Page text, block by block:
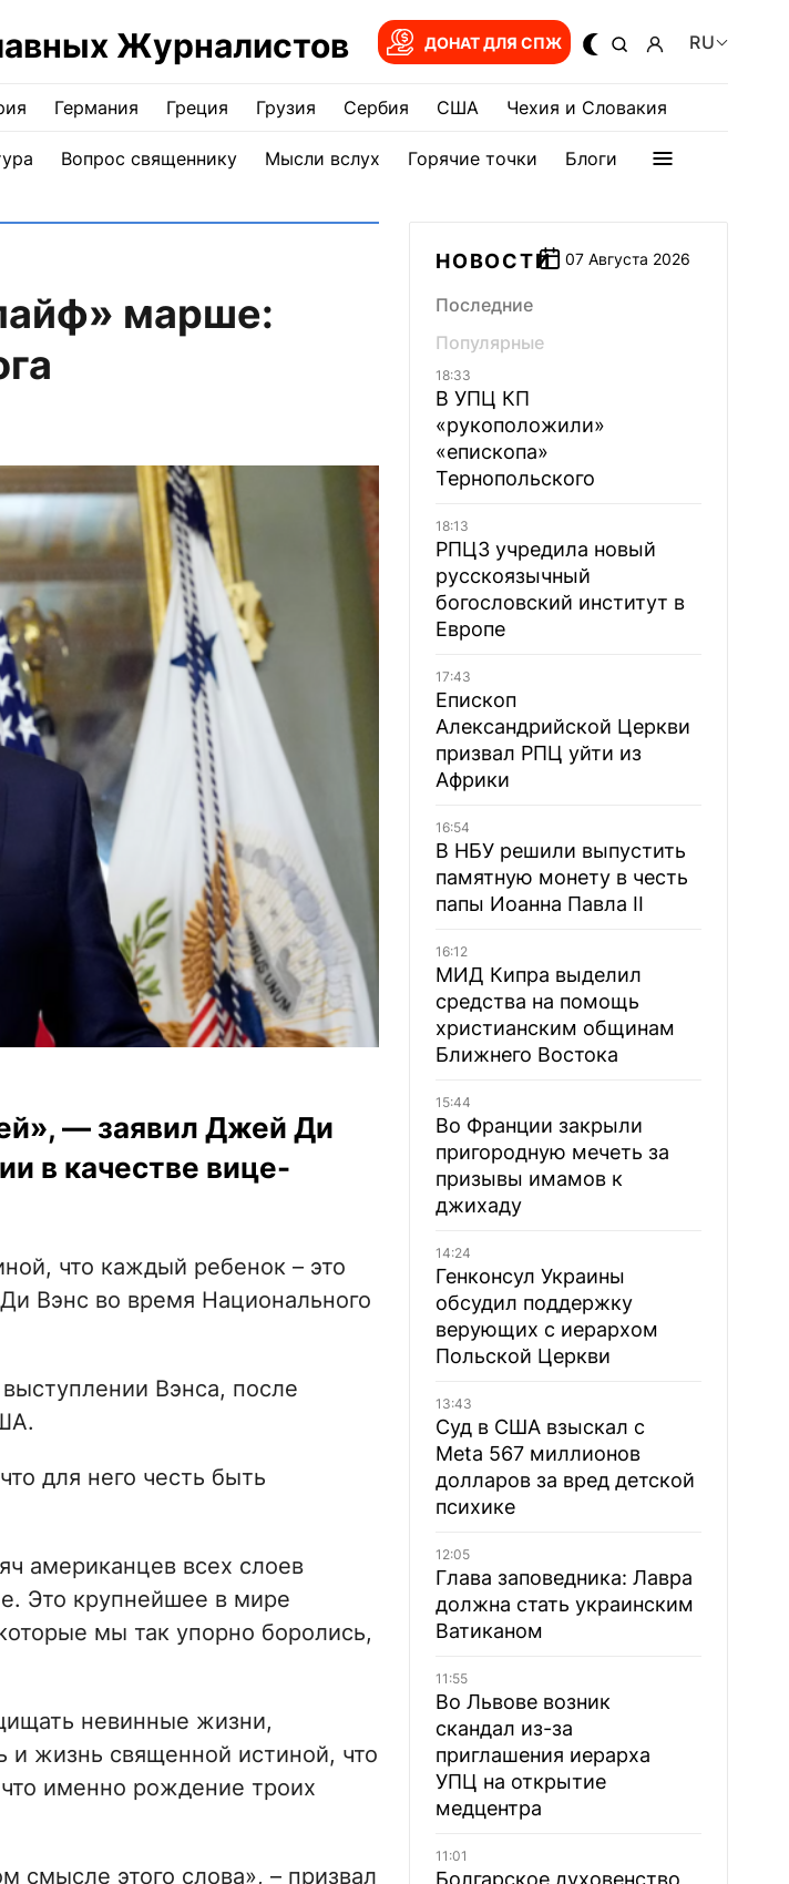
Журналистов ДОНАТ ДЛЯ СПЖ RU
Германия Греция Грузия Сербия США Чехия и Словакия
Вопрос священнику Мысли вслух Горячие точки Блоги
марше:
— заявил Джей Ди
в качестве вице-
что каждый ребенок – это
Вэнс во время Национального
Вэнса, после
для него честь быть
американцев всех слоев
Это крупнейшее в мире
мы так упорно боролись,
невинные жизни,
жизнь священной истиной, что
именно рождение троих
этого слова», – призвал
НОВОСТИ 07 Августа 2026
Последние
Популярные
18:33
В УПЦ КП
«рукоположили»
«епископа»
Тернопольского
18:13
РПЦЗ учредила новый
русскоязычный
богословский институт в
Европе
17:43
Епископ
Александрийской Церкви
призвал РПЦ уйти из
Африки
16:54
В НБУ решили выпустить
памятную монету в честь
папы Иоанна Павла II
16:12
МИД Кипра выделил
средства на помощь
христианским общинам
Ближнего Востока
15:44
Во Франции закрыли
пригородную мечеть за
призывы имамов к
джихаду
14:24
Генконсул Украины
обсудил поддержку
верующих с иерархом
Польской Церкви
13:43
Суд в США взыскал с
Meta 567 миллионов
долларов за вред детской
психике
12:05
Глава заповедника: Лавра
должна стать украинским
Ватиканом
11:55
Во Львове возник
скандал из-за
приглашения иерарха
УПЦ на открытие
медцентра
11:01
Болгарское духовенство